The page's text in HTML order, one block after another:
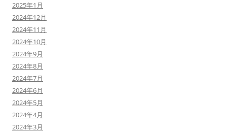
2025年1月
2024年12月
2024年11月
2024年10月
2024年9月
2024年8月
2024年7月
2024年6月
2024年5月
2024年4月
2024年3月